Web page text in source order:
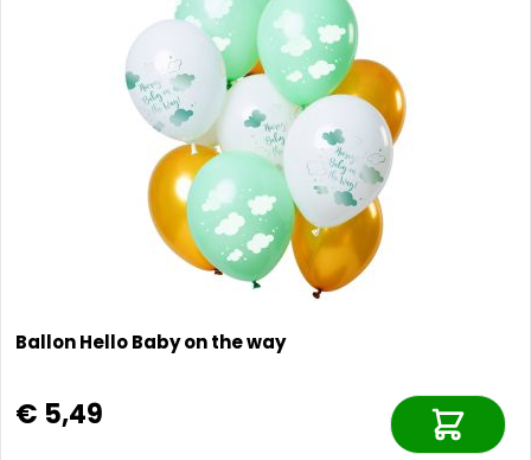
Ballon Hello Baby on the way
€ 5,49